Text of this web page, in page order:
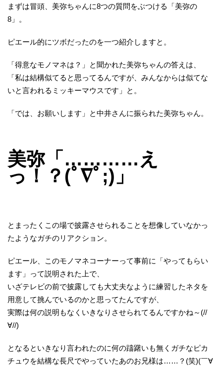
まずは冒頭、美弥ちゃんに8つの質問をぶつける「美弥の
8」。
ピエール的にツボだったのを一つ紹介しますと。
「得意なモノマネは？」と聞かれた美弥ちゃんの答えは、
「私は結構似てると思ってるんですが、みんなからは似てな
いと言われるミッキーマウスです」と。
「では、お願いします」と中井さんに振られた美弥ちゃん。
美弥「…………え
っ！？(ﾟ∇ﾟ;)」
とまったくこの場で披露させられることを想像していなかっ
たようなガチのリアクション。
ピエール、このモノマネコーナーって事前に「やってもらい
ます」って説明された上で、
いざテレビの前で披露しても大丈夫なように練習したネタを
用意して挑んでいるのかと思ってたんですが、
実際は何の説明もなくいきなりさせられてるんですかね～(//
∀//)
となるといきなり言われたのに何の躊躇いも無くガチなピカ
チュウを結構な長尺でやっていたあのお兄様は……？(笑)(￣∀